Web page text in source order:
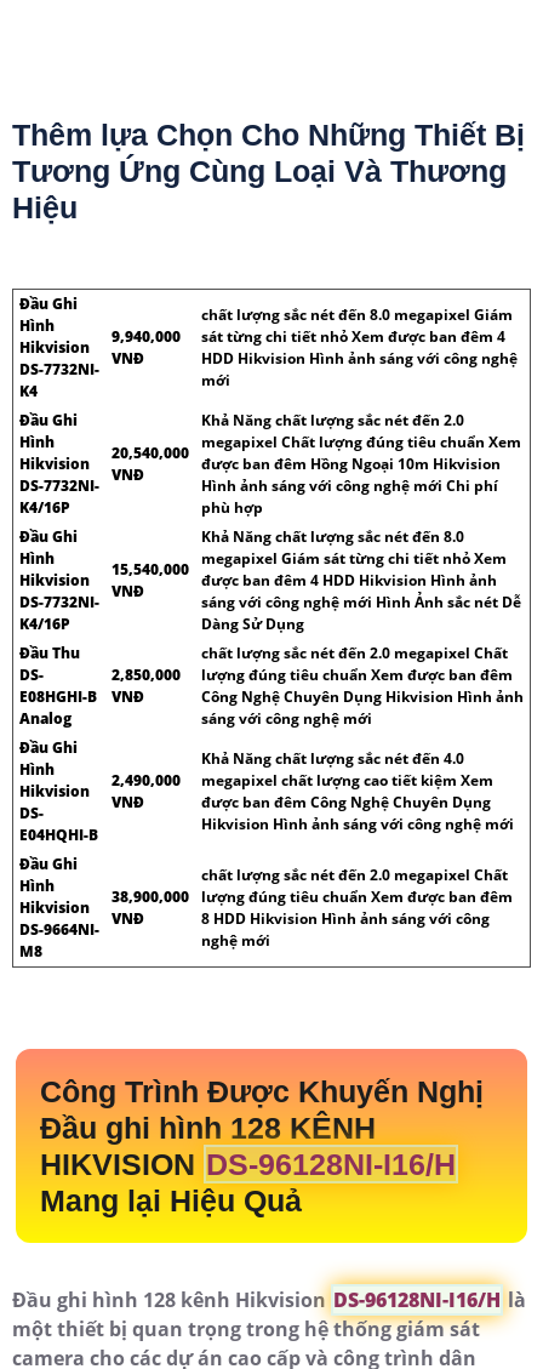
Thêm lựa Chọn Cho Những Thiết Bị
Tương Ứng Cùng Loại Và Thương
Hiệu
Đầu Ghi
Hình
Hikvision
DS-7732NI-
K4
9,940,000
VNĐ
chất lượng sắc nét đến 8.0 megapixel Giám
sát từng chi tiết nhỏ Xem được ban đêm 4
HDD Hikvision Hình ảnh sáng với công nghệ
mới
Đầu Ghi
Hình
Hikvision
DS-7732NI-
K4/16P
20,540,000
VNĐ
Khả Năng chất lượng sắc nét đến 2.0
megapixel Chất lượng đúng tiêu chuẩn Xem
được ban đêm Hồng Ngoại 10m Hikvision
Hình ảnh sáng với công nghệ mới Chi phí
phù hợp
Đầu Ghi
Hình
Hikvision
DS-7732NI-
K4/16P
15,540,000
VNĐ
Khả Năng chất lượng sắc nét đến 8.0
megapixel Giám sát từng chi tiết nhỏ Xem
được ban đêm 4 HDD Hikvision Hình ảnh
sáng với công nghệ mới Hình Ảnh sắc nét Dễ
Dàng Sử Dụng
Đầu Thu
DS-
E08HGHI-B
Analog
2,850,000
VNĐ
chất lượng sắc nét đến 2.0 megapixel Chất
lượng đúng tiêu chuẩn Xem được ban đêm
Công Nghệ Chuyên Dụng Hikvision Hình ảnh
sáng với công nghệ mới
Đầu Ghi
Hình
Hikvision
DS-
E04HQHI-B
2,490,000
VNĐ
Khả Năng chất lượng sắc nét đến 4.0
megapixel chất lượng cao tiết kiệm Xem
được ban đêm Công Nghệ Chuyên Dụng
Hikvision Hình ảnh sáng với công nghệ mới
Đầu Ghi
Hình
Hikvision
DS-9664NI-
M8
38,900,000
VNĐ
chất lượng sắc nét đến 2.0 megapixel Chất
lượng đúng tiêu chuẩn Xem được ban đêm
8 HDD Hikvision Hình ảnh sáng với công
nghệ mới
Công Trình Được Khuyến Nghị
Đầu ghi hình 128 KÊNH
HIKVISION DS-96128NI-I16/H
Mang lại Hiệu Quả
Đầu ghi hình 128 kênh Hikvision DS-96128NI-I16/H là
một thiết bị quan trọng trong hệ thống giám sát
camera cho các dự án cao cấp và công trình dân